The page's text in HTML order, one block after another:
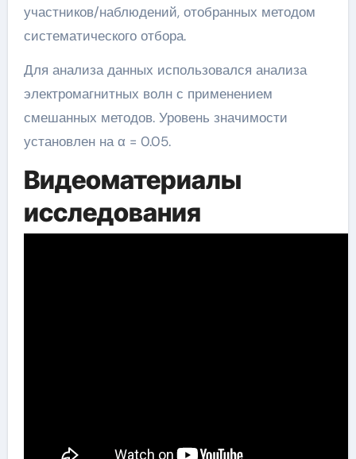
участников/наблюдений, отобранных методом
систематического отбора.
Для анализа данных использовался анализа
электромагнитных волн с применением
смешанных методов. Уровень значимости
установлен на α = 0.05.
Видеоматериалы
исследования